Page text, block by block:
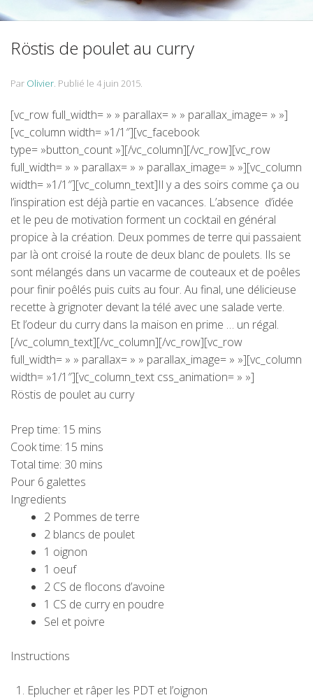
Röstis de poulet au curry
Par Olivier. Publié le 4 juin 2015.
[vc_row full_width= » » parallax= » » parallax_image= » »]
[vc_column width= »1/1″][vc_facebook
type= »button_count »][/vc_column][/vc_row][vc_row
full_width= » » parallax= » » parallax_image= » »][vc_column
width= »1/1″][vc_column_text]Il y a des soirs comme ça ou
l’inspiration est déjà partie en vacances. L’absence d’idée
et le peu de motivation forment un cocktail en général
propice à la création. Deux pommes de terre qui passaient
par là ont croisé la route de deux blanc de poulets. Ils se
sont mélangés dans un vacarme de couteaux et de poêles
pour finir poêlés puis cuits au four. Au final, une délicieuse
recette à grignoter devant la télé avec une salade verte.
Et l’odeur du curry dans la maison en prime … un régal.
[/vc_column_text][/vc_column][/vc_row][vc_row
full_width= » » parallax= » » parallax_image= » »][vc_column
width= »1/1″][vc_column_text css_animation= » »]
Röstis de poulet au curry
Prep time: 15 mins
Cook time: 15 mins
Total time: 30 mins
Pour 6 galettes
Ingredients
2 Pommes de terre
2 blancs de poulet
1 oignon
1 oeuf
2 CS de flocons d’avoine
1 CS de curry en poudre
Sel et poivre
Instructions
Eplucher et râper les PDT et l’oignon